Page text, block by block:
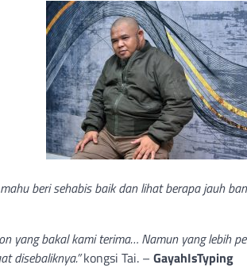
beri sehabis baik dan lihat berapa jauh
yang bakal kami terima… Namun yang lebih
disebaliknya.”kongsi Tai. – GayahIsTyping